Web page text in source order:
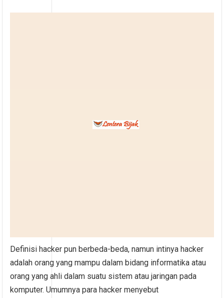
Definisi hacker pun berbeda-beda, namun intinya hacker
adalah orang yang mampu dalam bidang informatika atau
orang yang ahli dalam suatu sistem atau jaringan pada
komputer. Umumnya para hacker menyebut